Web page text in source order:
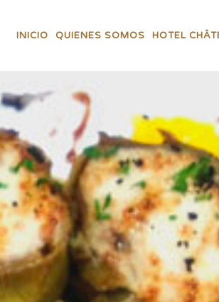
INICIO QUIENES SOMOS HOTEL